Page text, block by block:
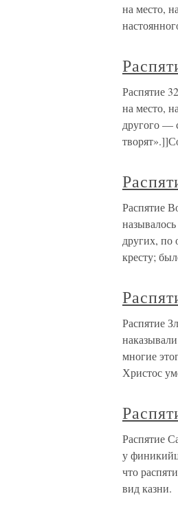
на место,
Распятие
на место,
другого —
Распятие
других, по
кресту;
Распятие
многие
Христос
Распятие
у
что
вид казни.